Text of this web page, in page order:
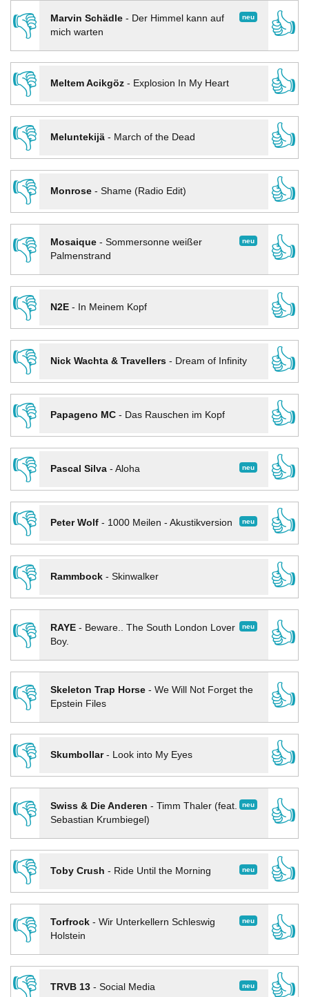
👎 neu
Marvin Schädle- Der Himmel kann auf
mich warten
👍
👎
Meltem Acikgöz- Explosion In My Heart
👍
👎
Meluntekijä- March of the Dead
👍
👎
Monrose- Shame (Radio Edit)
👍
👎
neu
Mosaique- Sommersonne weißer
Palmenstrand
👍
👎
N2E- In Meinem Kopf
👍
👎
Nick Wachta & Travellers- Dream of Infinity
👍
👎
Papageno MC- Das Rauschen im Kopf
👍
👎
neu
Pascal Silva- Aloha
👍
👎
neu
Peter Wolf- 1000 Meilen - Akustikversion
👍
👎
Rammbock- Skinwalker
👍
👎
neu
RAYE- Beware.. The South London Lover
Boy.
👍
👎 Skeleton Trap Horse- We Will Not Forget the
Epstein Files
👍
👎
Skumbollar- Look into My Eyes
👍
👎
neu
Swiss & Die Anderen - Timm Thaler (feat.
Sebastian Krumbiegel)
👍
👎
neu
Toby Crush - Ride Until the Morning
👍
👎
neu
Torfrock- Wir Unterkellern Schleswig
Holstein
👍
👎
neu
TRVB 13- Social Media
👍